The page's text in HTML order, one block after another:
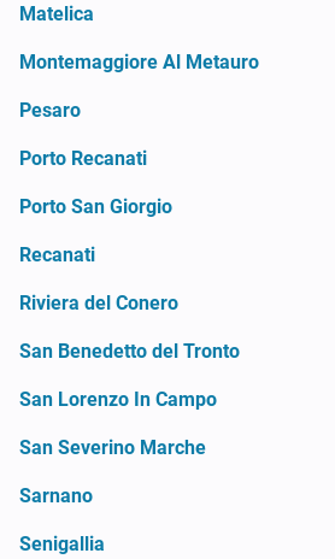
Matelica
Montemaggiore Al Metauro
Pesaro
Porto Recanati
Porto San Giorgio
Recanati
Riviera del Conero
San Benedetto del Tronto
San Lorenzo In Campo
San Severino Marche
Sarnano
Senigallia